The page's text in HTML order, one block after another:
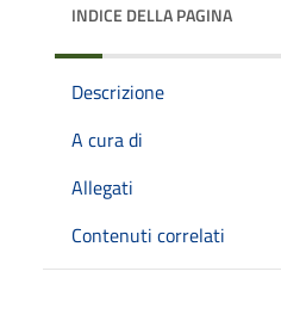
INDICE DELLA PAGINA
Descrizione
A cura di
Allegati
Contenuti correlati